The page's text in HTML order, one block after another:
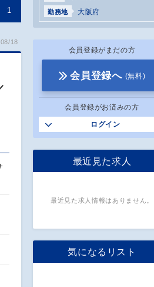
1
18
勤務地 大阪府
会員登録がまだの方
会員登録へ (無料)
会員登録がお済みの方
ログイン
最近見た求人
最近見た求人情報はありません。
気になるリスト